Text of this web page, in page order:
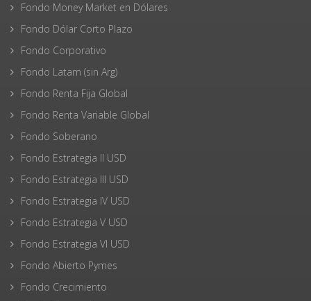
Fondo Money Market en Dólares
Fondo Dólar Corto Plazo
Fondo Corporativo
Fondo Latam (sin Arg)
Fondo Renta Fija Global
Fondo Renta Variable Global
Fondo Soberano
Fondo Estrategia II USD
Fondo Estrategia III USD
Fondo Estrategia IV USD
Fondo Estrategia V USD
Fondo Estrategia VI USD
Fondo Abierto Pymes
Fondo Crecimiento